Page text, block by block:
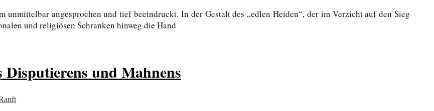
unmittelbar angesprochen und tief beeindruckt. In der Gestalt des „edlen Heiden“, der im Verzicht auf den Sieg
und religiösen Schranken hinweg die Hand
und Mahnens